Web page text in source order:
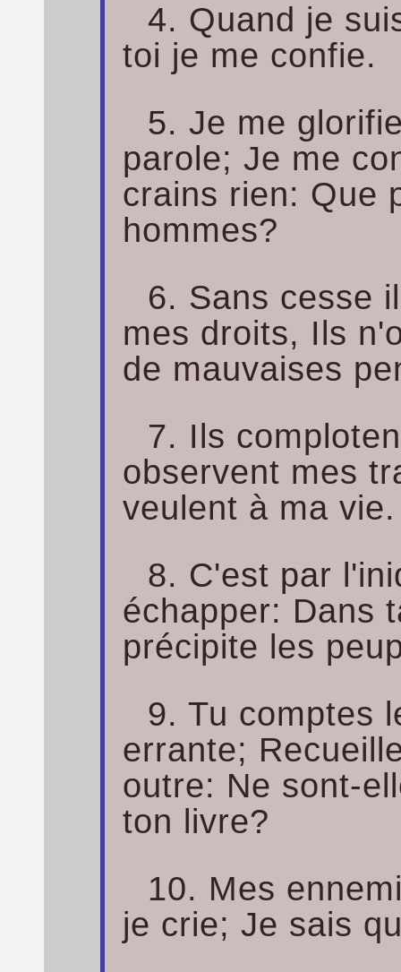
4. Quand je
toi je me confie.
5. Je me
parole; Je me
crains rien: Que
hommes?
6. Sans cesse
mes droits, Ils
de mauvaises
7. Ils
observent mes
veulent à ma vie.
8. C'est par
échapper: Dans
précipite les
9. Tu comptes
errante;
outre: Ne sont-
ton livre?
10. Mes
je crie; Je sais